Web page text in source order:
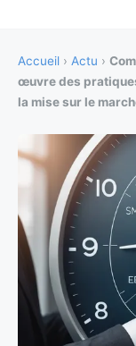
Accueil › Actu ›
œuvre des
la mise sur le